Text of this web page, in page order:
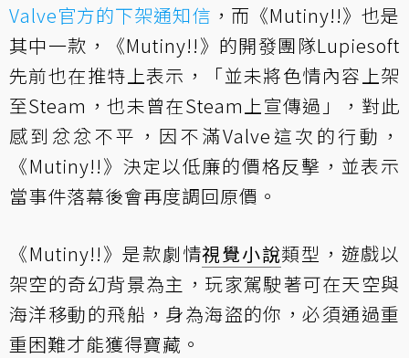
Valve官方的下架通知信 ，而《Mutiny!!》也是
其中一款，《Mutiny!!》的開發團隊Lupiesoft
先前也在推特上表示，「並未將色情內容上架
至Steam，也未曾在Steam上宣傳過」，對此
感到忿忿不平，因不滿Valve這次的行動，
《Mutiny!!》決定以低廉的價格反擊，並表示
當事件落幕後會再度調回原價。
《Mutiny!!》是款劇情視覺小說類型，遊戲以
架空的奇幻背景為主，玩家駕駛著可在天空與
海洋移動的飛船，身為海盜的你，必須通過重
重困難才能獲得寶藏。